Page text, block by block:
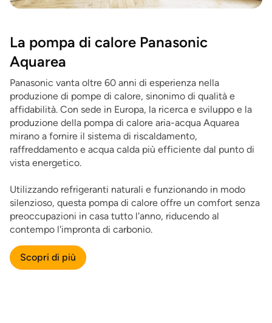
La pompa di calore Panasonic
Aquarea
Panasonic vanta oltre 60 anni di esperienza nella
produzione di pompe di calore, sinonimo di qualità e
affidabilità. Con sede in Europa, la ricerca e sviluppo e la
produzione della pompa di calore aria-acqua Aquarea
mirano a fornire il sistema di riscaldamento,
raffreddamento e acqua calda più efficiente dal punto di
vista energetico.
Utilizzando refrigeranti naturali e funzionando in modo
silenzioso, questa pompa di calore offre un comfort senza
preoccupazioni in casa tutto l'anno, riducendo al
contempo l'impronta di carbonio.
Scopri di più